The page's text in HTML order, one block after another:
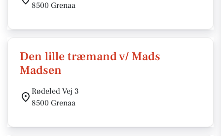
8500 Grenaa
Den lille træmand v/ Mads
Madsen
Rødeled Vej 3
8500 Grenaa